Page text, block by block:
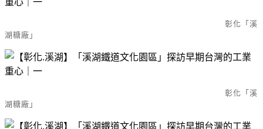
彰化「溪
湖糖廠」
彰化「溪
湖糖廠」